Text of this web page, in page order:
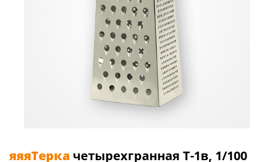
яяяТерка четырехгранная Т-1в, 1/100